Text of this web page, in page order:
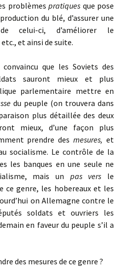
problèmespratiques que pose
du blé, d’assurer une
celui-ci, d’améliorer le
et ainsi de suite.
que les Soviets des
sauront mieux et plus
parlementaire mettre en
du peuple (on trouvera dans
plus détaillée des deux
mieux, d’une façon plus
prendre desmesures, et
socialisme. Le contrôle de la
les banques en une seule ne
mais un pas vers le
ce genre, les hobereaux et les
on Allemagne contre le
soldats et ouvriers les
en faveur du peuple s’il a
des mesures de ce genre ?